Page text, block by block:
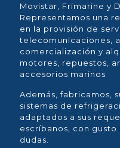
Movistar, Frimarine y
Representamos una
en la provisión de
telecomunicaciones,
comercialización y
motores, repuestos,
accesorios marinos
Además, fabricamos,
sistemas de
adaptados a sus
escríbanos, con
dudas.